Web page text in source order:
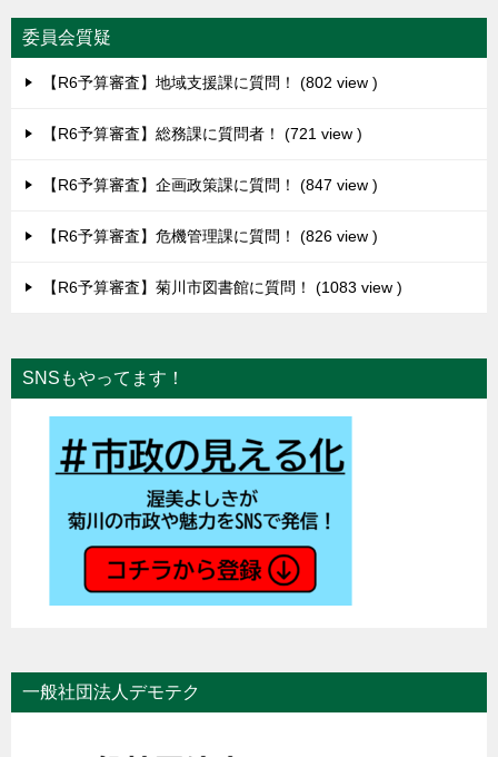
委員会質疑
【R6予算審査】地域支援課に質問！ 802 view
【R6予算審査】総務課に質問者！ 721 view
【R6予算審査】企画政策課に質問！ 847 view
【R6予算審査】危機管理課に質問！ 826 view
【R6予算審査】菊川市図書館に質問！ 1083 view
SNSもやってます！
一般社団法人デモテク